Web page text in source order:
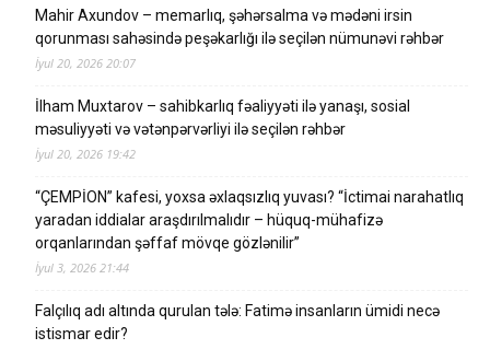
Mahir Axundov – memarlıq, şəhərsalma və mədəni irsin
qorunması sahəsində peşəkarlığı ilə seçilən nümunəvi rəhbər
İyul 20, 2026 20:07
İlham Muxtarov – sahibkarlıq fəaliyyəti ilə yanaşı, sosial
məsuliyyəti və vətənpərvərliyi ilə seçilən rəhbər
İyul 20, 2026 19:42
“ÇEMPİON” kafesi, yoxsa əxlaqsızlıq yuvası? “İctimai narahatlıq
yaradan iddialar araşdırılmalıdır – hüquq-mühafizə
orqanlarından şəffaf mövqe gözlənilir”
İyul 3, 2026 21:44
Falçılıq adı altında qurulan tələ: Fatimə insanların ümidi necə
istismar edir?